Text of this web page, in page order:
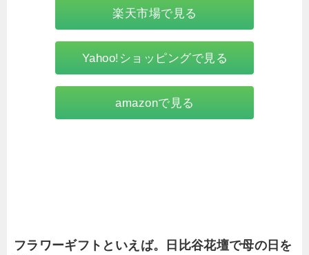
楽天市場で見る
Yahoo!ショッピングで見る
amazonで見る
フラワーギフトといえば。日比谷花壇で母の日を